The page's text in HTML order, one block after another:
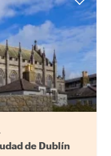
de Dublín